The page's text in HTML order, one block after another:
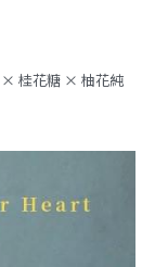
× 桂花糖 × 柚花純